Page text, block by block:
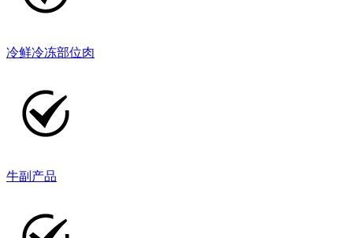
冷鲜冷冻部位肉
牛副产品